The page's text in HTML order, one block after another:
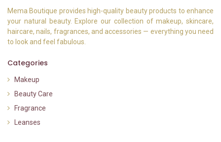
Mema Boutique provides high-quality beauty products to enhance
your natural beauty. Explore our collection of makeup, skincare,
haircare, nails, fragrances, and accessories — everything you need
to look and feel fabulous.
Categories
Makeup
Beauty Care
Fragrance
Leanses